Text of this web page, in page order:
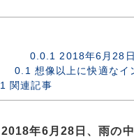
0.0.1 2018年6月28
0.1 想像以上に快適なイ
1 関連記事
2018年6月28日、雨の